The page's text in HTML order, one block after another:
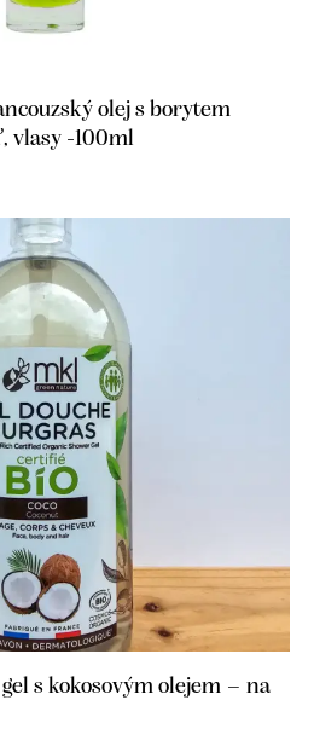
olej s borytem
vlasy -100ml
s kokosovým olejem – na